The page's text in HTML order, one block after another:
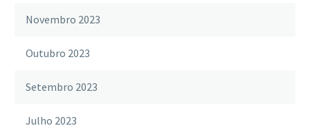
Novembro 2023
Outubro 2023
Setembro 2023
Julho 2023